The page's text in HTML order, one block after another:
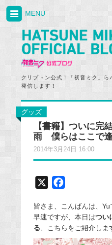
クリプトン公式！「初音ミク」
発信します！
MENU
グッズ
【書籍】ついに完
雨 僕らはここで逢
2014年3月24日 16:00
c
e
b
皆さま、こんばんは、Yu
早速ですが、本日はつい
る、こちらをご紹介しま